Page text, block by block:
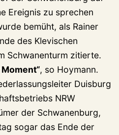
Ereignis zu sprechen
bemüht, als Rainer
des Klevischen
Schwanenturm zitierte.
, so Hoymann.
Duisburg
NRW
der Schwanenburg,
sogar das Ende der